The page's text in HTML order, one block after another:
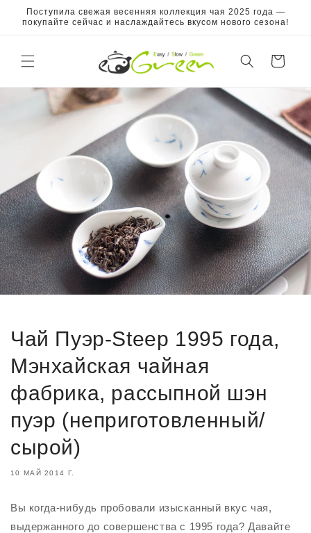
контенту
Поступила свежая весенняя коллекция чая 2025 года —
покупайте сейчас и наслаждайтесь вкусом нового сезона!
Корзина
Чай Пуэр-Steep 1995 года,
Мэнхайская чайная
фабрика, рассыпной шэн
пуэр (неприготовленный/
сырой)
10 МАЙ 2014 Г.
Вы когда-нибудь пробовали изысканный вкус чая,
выдержанного до совершенства с 1995 года? Давайте